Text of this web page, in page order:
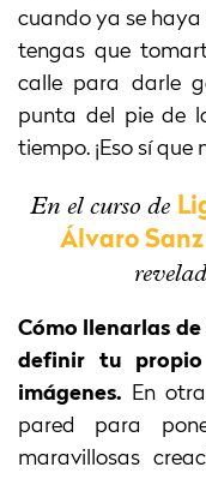
cuando ya se haya
tengas que
calle para darle
punta del pie de
tiempo. ¡Eso sí que
En el curso de
Álvaro Sanz
Cómo llenarlas
definir tu
imágenes. En
pared para
maravillosas